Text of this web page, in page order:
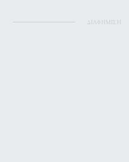
ΔΙΑΦΗΜΙΣΗ